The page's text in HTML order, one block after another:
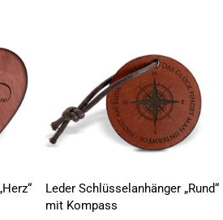
Leder Schlüsselanhänger „Rund“
mit Kompass